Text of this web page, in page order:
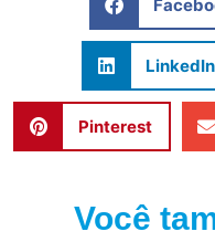
LinkedIn
Pinterest
Você